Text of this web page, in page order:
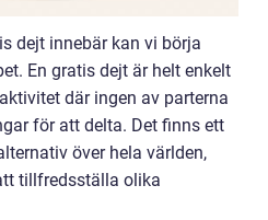
dejt innebär kan vi börja
En gratis dejt är helt enkelt
där ingen av parterna
för att delta. Det finns ett
över hela världen,
tillfredsställa olika